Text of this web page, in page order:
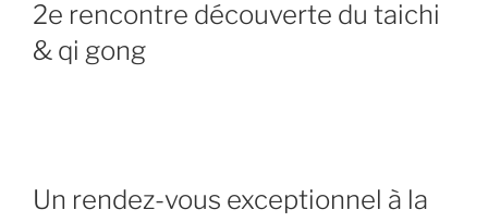
2e rencontre découverte du taichi
& qi gong
Un rendez-vous exceptionnel à la